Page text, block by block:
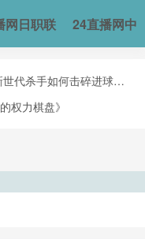
网日职联 24直播网中
代杀手如何击碎进球纪
权力棋盘》